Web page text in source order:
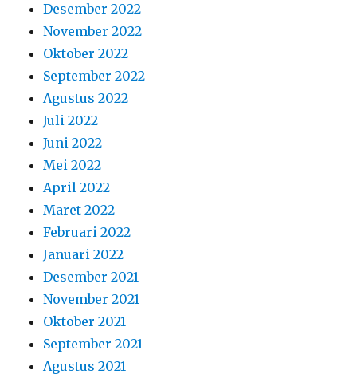
Desember 2022
November 2022
Oktober 2022
September 2022
Agustus 2022
Juli 2022
Juni 2022
Mei 2022
April 2022
Maret 2022
Februari 2022
Januari 2022
Desember 2021
November 2021
Oktober 2021
September 2021
Agustus 2021